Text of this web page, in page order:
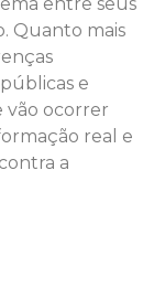
Quanto mais
e
vão ocorrer
real e
a